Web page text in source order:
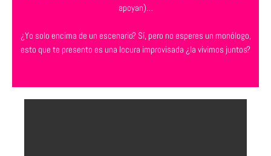
apoyan)…
¿Yo solo encima de un escenario? Sí, pero no esperes un monólogo,
esto que te presento es una locura improvisada ¿la vivimos juntos?